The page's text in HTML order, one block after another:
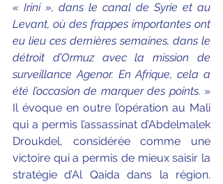
« Irini », dans le canal de Syrie et au
Levant, où des frappes importantes ont
eu lieu ces dernières semaines, dans le
détroit d’Ormuz avec la mission de
surveillance Agenor. En Afrique, cela a
été l’occasion de marquer des points. »
Il évoque en outre l’opération au Mali
qui a permis l’assassinat d’Abdelmalek
Droukdel, considérée comme une
victoire qui a permis de mieux saisir la
stratégie d’Al Qaida dans la région.